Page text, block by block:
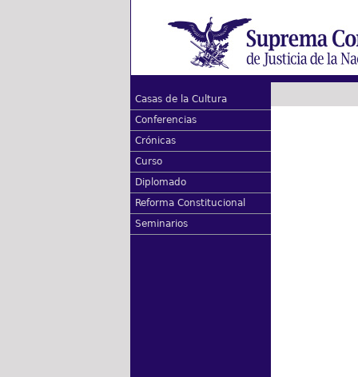
Casas de la Cultura
Conferencias
Crónicas
Curso
Diplomado
Reforma Constitucional
Seminarios